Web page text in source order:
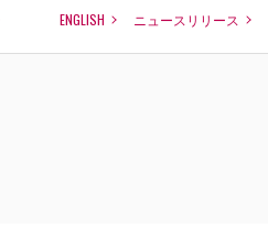
ENGLISH ニュースリリース